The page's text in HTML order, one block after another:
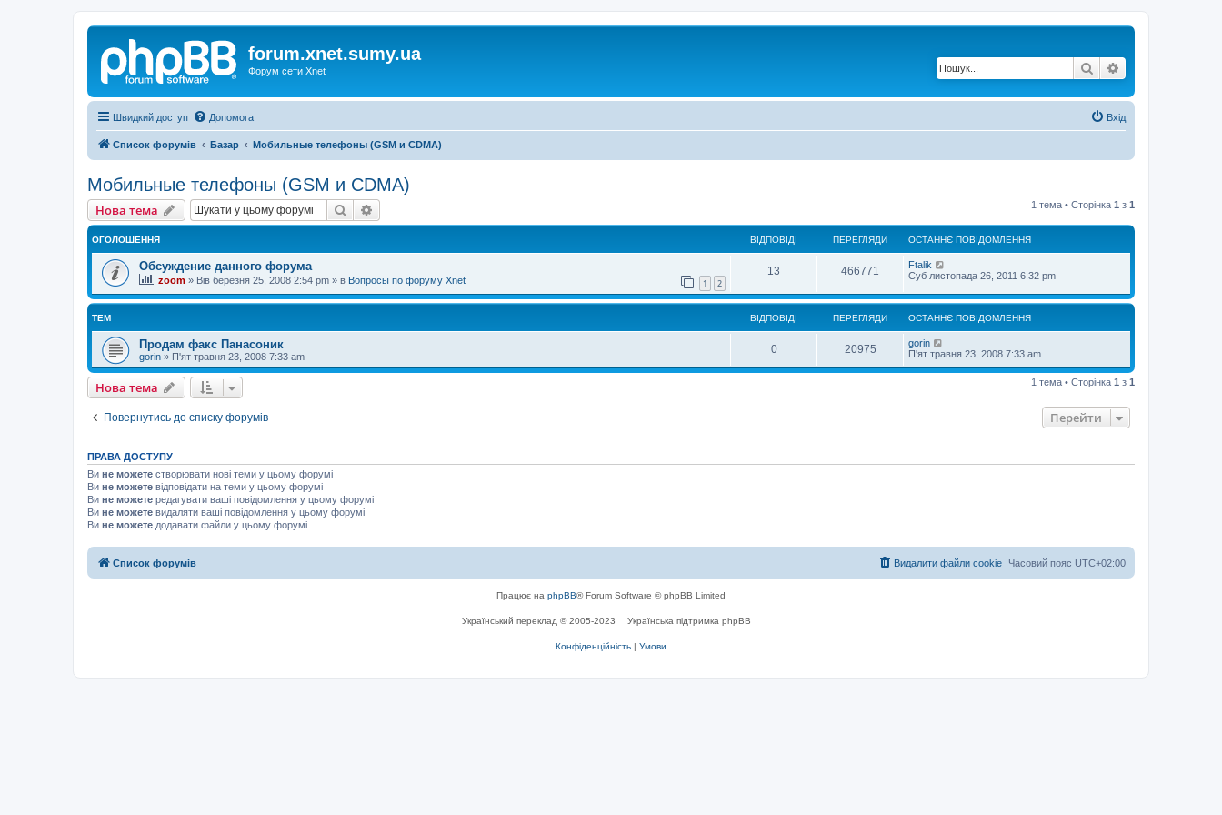
forum.xnet.sumy.ua
Форум сети Xnet Пошук
Швидкий доступ Допомога Вхід
Список форумів Базар Мобильные телефоны (GSM и CDMA)
Мобильные телефоны (GSM и CDMA)
Нова тема Пошук 1 тема • Сторінка 1 з 1
ОГОЛОШЕННЯ ВІДПОВІДІ ПЕРЕГЛЯДИ ОСТАННЄ ПОВІДОМЛЕННЯ
Обсуждение данного форума
zoom » Вів березня 25, 2008 2:54 pm » в Вопросы по форуму Xnet 1 2
13 466771
Ftalik
Суб листопада 26, 2011 6:32 pm
ТЕМ ВІДПОВІДІ ПЕРЕГЛЯДИ ОСТАННЄ ПОВІДОМЛЕННЯ
Продам факс Панасоник
gorin » П'ят травня 23, 2008 7:33 am
0 20975
gorin
П'ят травня 23, 2008 7:33 am
Нова тема 1 тема • Сторінка 1 з 1
Повернутись до списку форумів Перейти
ПРАВА ДОСТУПУ
Ви не можете створювати нові теми у цьому форумі
Ви не можете відповідати на теми у цьому форумі
Ви не можете редагувати ваші повідомлення у цьому форумі
Ви не можете видаляти ваші повідомлення у цьому форумі
Ви не можете додавати файли у цьому форумі
Список форумів Часовий пояс UTC+02:00
Видалити файли cookie
Працює на phpBB® Forum Software © phpBB Limited
Український переклад © 2005-2023 Українська підтримка phpBB
Конфіденційність | Умови